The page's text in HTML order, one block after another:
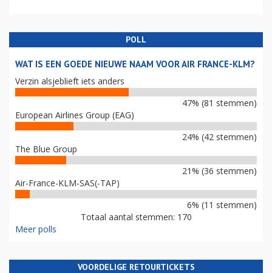
POLL
WAT IS EEN GOEDE NIEUWE NAAM VOOR AIR FRANCE-KLM?
Verzin alsjeblieft iets anders
47% (81 stemmen)
European Airlines Group (EAG)
24% (42 stemmen)
The Blue Group
21% (36 stemmen)
Air-France-KLM-SAS(-TAP)
6% (11 stemmen)
Totaal aantal stemmen: 170
Meer polls
VOORDELIGE RETOURTICKETS